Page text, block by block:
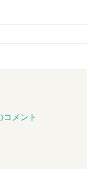
メント